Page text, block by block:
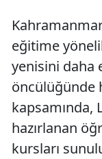
eğitime
yenisini daha
öncülüğünde
kapsamında,
hazırlanan
kursları